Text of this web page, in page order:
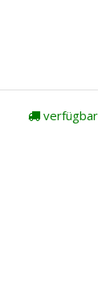
verfügbar